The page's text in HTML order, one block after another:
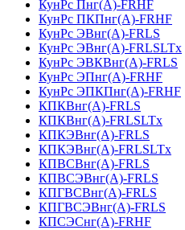
КунРс Пнг(А)-FRHF
КунРс ПКПнг(А)-FRHF
КунРс ЭВнг(А)-FRLS
КунРс ЭВнг(А)-FRLSLTx
КунРс ЭВКВнг(А)-FRLS
КунРс ЭПнг(А)-FRHF
КунРс ЭПКПнг(А)-FRHF
КПКВнг(А)-FRLS
КПКВнг(А)-FRLSLTx
КПКЭВнг(А)-FRLS
КПКЭВнг(А)-FRLSLTx
КПВСВнг(А)-FRLS
КПВСЭВнг(А)-FRLS
КПГВСВнг(А)-FRLS
КПГВСЭВнг(А)-FRLS
КПСЭСнг(А)-FRHF